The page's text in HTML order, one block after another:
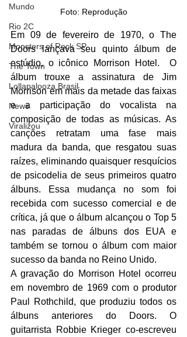
Mundo
Rio 2C
Monsters of Rock SP
The Town
Lollapalooza Brasil
News
Viralizou
Foto: Reprodução
Em 09 de fevereiro de 1970, o The
Doors lançava seu quinto álbum de
estúdio, o icônico Morrison Hotel.  O
álbum trouxe a assinatura de Jim
Morrison em mais da metade das faixas
e a participação do vocalista na
composição de todas as músicas. As
canções retratam uma fase mais
madura da banda, que resgatou suas
raízes, eliminando quaisquer resquícios
de psicodelia de seus primeiros quatro
álbuns. Essa mudança no som foi
recebida com sucesso comercial e de
crítica, já que o álbum alcançou o Top 5
nas paradas de álbuns dos EUA e
também se tornou o álbum com maior
sucesso da banda no Reino Unido.
A gravação do Morrison Hotel ocorreu
em novembro de 1969 com o produtor
Paul Rothchild, que produziu todos os
álbuns anteriores do Doors. O
guitarrista Robbie Krieger co-escreveu